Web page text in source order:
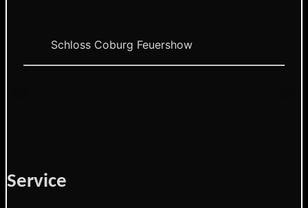
Schloss Coburg Feuershow
Service